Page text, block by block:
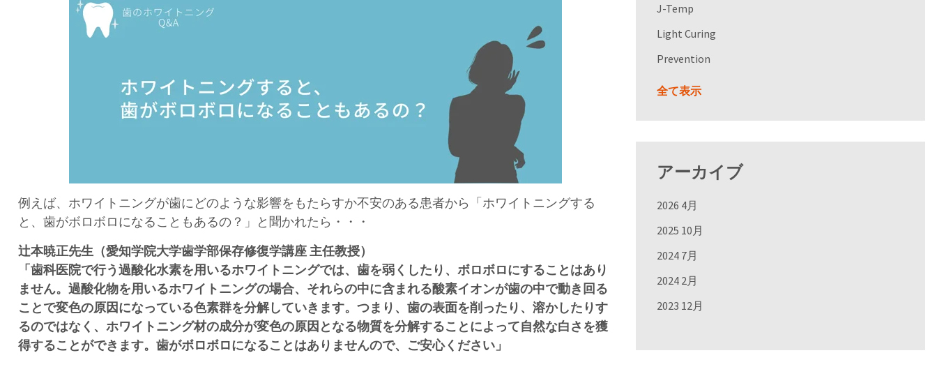
例えば、ホワイトニングが歯にどのような影響をもたらすか不安のある患者から「ホワイトニングする
と、歯がボロボロになることもあるの？」と聞かれたら・・・
辻本暁正先生（愛知学院大学歯学部保存修復学講座 主任教授）
「歯科医院で行う過酸化水素を用いるホワイトニングでは、歯を弱くしたり、ボロボロにすることはあり
ません。過酸化物を用いるホワイトニングの場合、それらの中に含まれる酸素イオンが歯の中で動き回る
ことで変色の原因になっている色素群を分解していきます。つまり、歯の表面を削ったり、溶かしたりす
るのではなく、ホワイトニング材の成分が変色の原因となる物質を分解することによって自然な白さを獲
得することができます。歯がボロボロになることはありませんので、ご安心ください」
J-Temp
Light Curing
Prevention
全て表示
アーカイブ
2026 4月
2025 10月
2024 7月
2024 2月
2023 12月